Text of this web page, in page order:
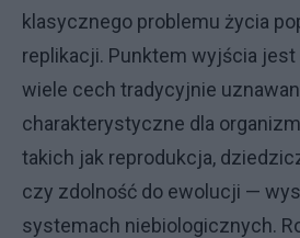
klasycznego problemu życia
replikacji. Punktem wyjścia jest
wiele cech tradycyjnie
charakterystyczne dla
takich jak reprodukcja,
czy zdolność do ewolucji —
systemach niebiologicznych.